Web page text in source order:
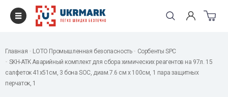
Главная LOTO Промышленная безопасность
Сорбенты SPC
SKH-ATK Аварийный комплект для сбора химических реагентов на 97л. 15
салфеток 41x51см, 3 бона SOC, диам.7.6 см x 100см, 1 пара защитных
перчаток, 1